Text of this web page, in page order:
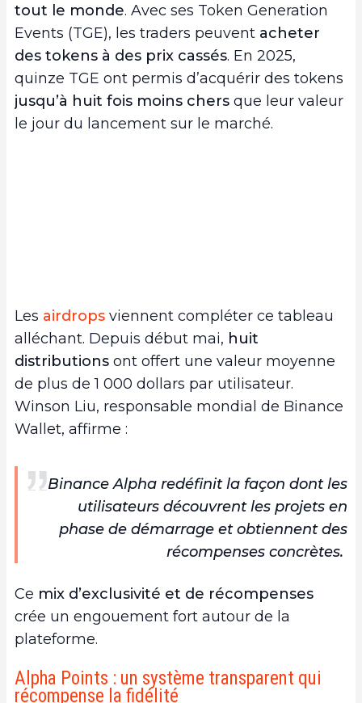
tout le monde. Avec ses Token Generation
Events (TGE), les traders peuvent acheter
des tokens à des prix cassés. En 2025,
quinze TGE ont permis d’acquérir des tokens
jusqu’à huit fois moins chers que leur valeur
le jour du lancement sur le marché.
Les airdrops viennent compléter ce tableau
alléchant. Depuis début mai, huit
distributions ont offert une valeur moyenne
de plus de 1 000 dollars par utilisateur.
Winson Liu, responsable mondial de Binance
Wallet, affirme :
Binance Alpha redéfinit la façon dont les
utilisateurs découvrent les projets en
phase de démarrage et obtiennent des
récompenses concrètes.
Ce mix d’exclusivité et de récompenses
crée un engouement fort autour de la
plateforme.
Alpha Points : un système transparent qui
récompense la fidélité